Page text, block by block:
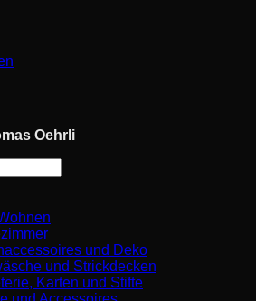
Oehrli
und Deko
und Strickdecken
Karten und Stifte